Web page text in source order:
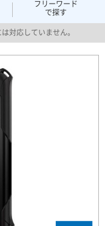
フリーワード
で探す
対応していません。